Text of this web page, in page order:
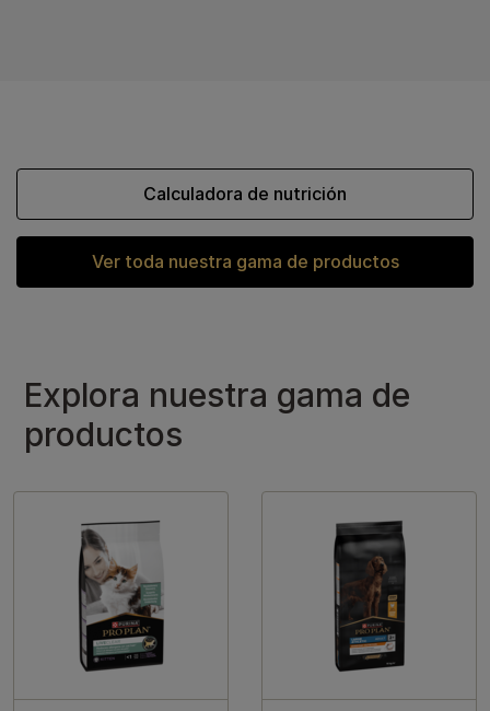
Ver toda nuestra gama de productos
Calculadora de nutrición
Explora nuestra gama de
productos